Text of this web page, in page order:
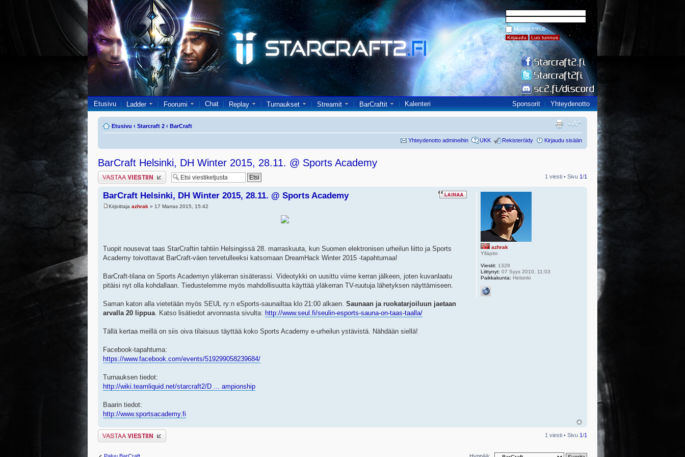
Muista minut
Etusivu Ladder Foorumi Chat Replay Turnaukset Streamit BarCraftit Kalenteri Sponsorit Yhteydenotto
Etusivu ‹ Starcraft 2 ‹ BarCraft
Yhteydenotto admineihin UKK Rekisteröidy Kirjaudu sisään
BarCraft Helsinki, DH Winter 2015, 28.11. @ Sports Academy
Lähetä vastaus 1 viesti • Sivu 1/1
BarCraft Helsinki, DH Winter 2015, 28.11. @ Sports Academy
Kirjoittaja azhrak » 17 Marras 2015, 15:42
Tuopit nousevat taas StarCraftin tahtiin Helsingissä 28. marraskuuta, kun Suomen elektronisen urheilun liitto ja Sports
Academy toivottavat BarCraft-väen tervetulleeksi katsomaan DreamHack Winter 2015 -tapahtumaa!
BarCraft-tilana on Sports Academyn yläkerran sisäterassi. Videotykki on uusittu viime kerran jälkeen, joten kuvanlaatu
pitäisi nyt olla kohdallaan. Tiedustelemme myös mahdollisuutta käyttää yläkerran TV-ruutuja lähetyksen näyttämiseen.
Saman katon alla vietetään myös SEUL ry:n eSports-saunailtaa klo 21:00 alkaen. Saunaan ja ruokatarjoiluun jaetaan
arvalla 20 lippua. Katso lisätiedot arvonnasta sivulta: http://www.seul.fi/seulin-esports-sauna-on-taas-taalla/
Tällä kertaa meillä on siis oiva tilaisuus täyttää koko Sports Academy e-urheilun ystävistä. Nähdään siellä!
Facebook-tapahtuma:
https://www.facebook.com/events/519299058239684/
Turnauksen tiedot:
http://wiki.teamliquid.net/starcraft2/D ... ampionship
Baarin tiedot:
http://www.sportsacademy.fi
azhrak
Ylläpito
Viestit: 1328
Liittynyt: 07 Syys 2010, 11:03
Paikkakunta: Helsinki
Lähetä vastaus 1 viesti • Sivu 1/1
Paluu BarCraft